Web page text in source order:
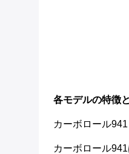
各モデルの特徴
カーボロール
カーボロール